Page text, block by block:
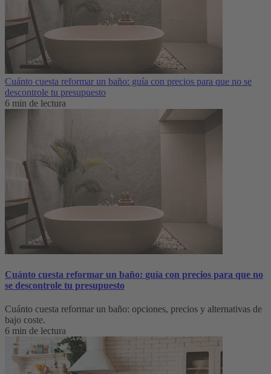
Cuánto cuesta reformar un baño: guía con precios para que no se
descontrole tu presupuesto
6 min de lectura
Cuánto cuesta reformar un baño: guía con precios para que no
se descontrole tu presupuesto
Cuánto cuesta reformar un baño: opciones, precios y alternativas de
bajo coste.
6 min de lectura